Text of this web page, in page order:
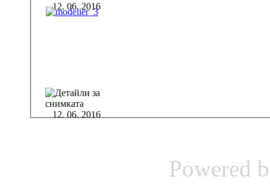
12. 06. 2016
12. 06. 2016
Powered